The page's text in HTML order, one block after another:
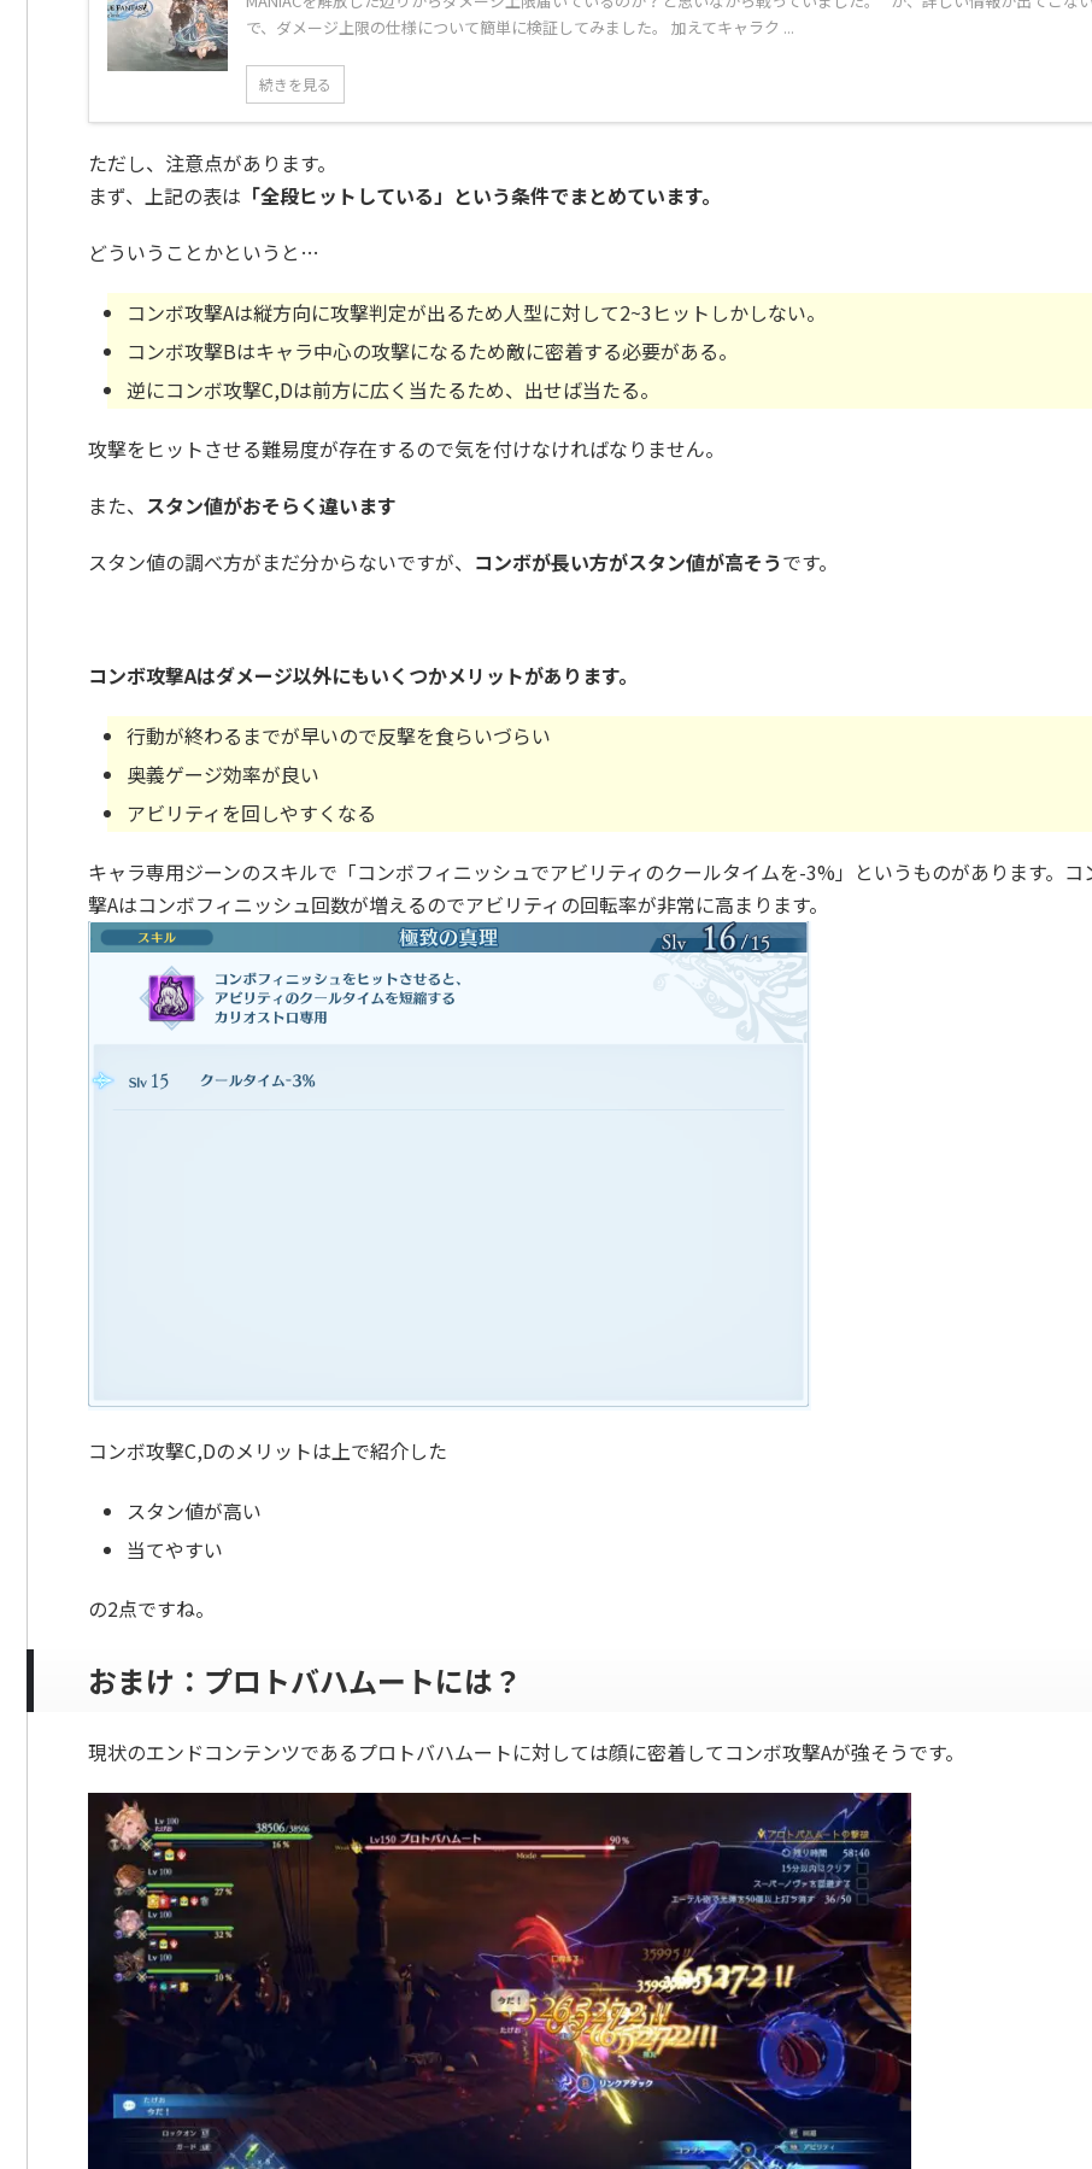
で、ダメージ上限の仕様について簡単に検証してみました。 加えてキャラク ...
続きを見る
ただし、注意点があります。
まず、上記の表は 「全段ヒットしている」という条件でまとめています。
どういうことかというと…
コンボ攻撃Aは縦方向に攻撃判定が出るため人型に対して2~3ヒットしかしない。
コンボ攻撃Bはキャラ中心の攻撃になるため敵に密着する必要がある。
逆にコンボ攻撃C,Dは前方に広く当たるため、出せば当たる。
攻撃をヒットさせる難易度が存在するので気を付けなければなりません。
また、 スタン値がおそらく違います
スタン値の調べ方がまだ分からないですが、 コンボが長い方がスタン値が高そうです。
コンボ攻撃Aはダメージ以外にもいくつかメリットがあります。
行動が終わるまでが早いので反撃を食らいづらい
奥義ゲージ効率が良い
アビリティを回しやすくなる
キャラ専用ジーンのスキルで「コンボフィニッシュでアビリティのクールタイムを-3%」というものがあります。コ
撃Aはコンボフィニッシュ回数が増えるのでアビリティの回転率が非常に高まります。
コンボ攻撃C,Dのメリットは上で紹介した
スタン値が高い
当てやすい
の2点ですね。
おまけ：プロトバハムートには？
現状のエンドコンテンツであるプロトバハムートに対しては顔に密着してコンボ攻撃Aが強そうです。